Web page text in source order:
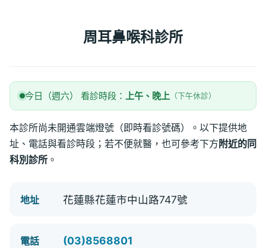
周耳鼻喉科診所
今日（週六） 看診時段： 上午、晚上 （下午休診）
本診所尚未開通雲端燈號（即時看診號碼）。以下提供地
址、電話與看診時段；若不便就醫，也可參考下方 附近的同
科別診所 。
地址 花蓮縣花蓮市中山路747號
電話 (03)8568801